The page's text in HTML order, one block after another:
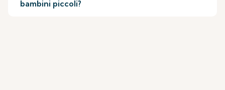
bambini piccoli?